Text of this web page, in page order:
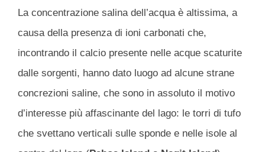
La concentrazione salina dell’acqua è altissima, a
causa della presenza di ioni carbonati che,
incontrando il calcio presente nelle acque scaturite
dalle sorgenti, hanno dato luogo ad alcune strane
concrezioni saline, che sono in assoluto il motivo
d’interesse più affascinante del lago: le torri di tufo
che svettano verticali sulle sponde e nelle isole al